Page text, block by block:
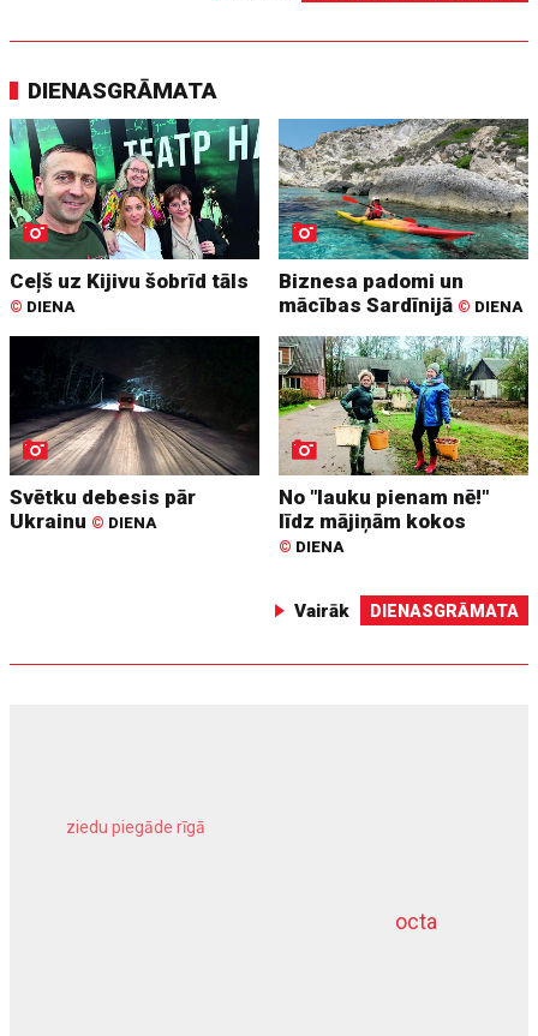
DIENASGRĀMATA
Ceļš uz Kijivu šobrīd tāls
© DIENA
Biznesa padomi un
mācības Sardīnijā © DIENA
Svētku debesis pār
Ukrainu © DIENA
No "lauku pienam nē!"
līdz mājiņām kokos
© DIENA
Vairāk DIENASGRĀMATA
octa
ziedu piegāde rīgā
dziļurbums